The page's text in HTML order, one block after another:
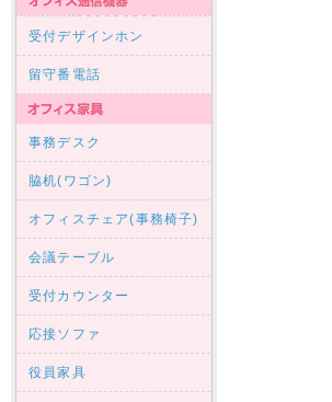
受付デザインホン
留守番電話
事務デスク
脇机(ワゴン)
オフィスチェア(事務椅子)
会議テーブル
受付カウンター
応接ソファ
役員家具